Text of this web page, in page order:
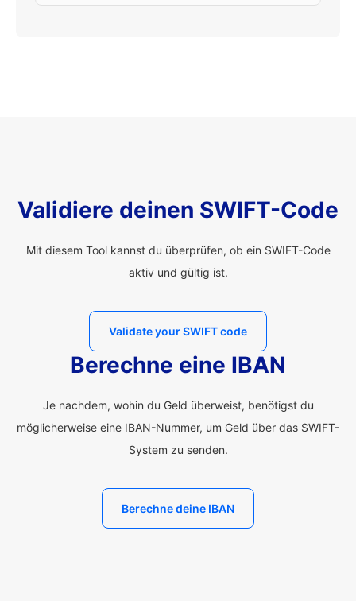
Validiere deinen SWIFT-Code
Mit diesem Tool kannst du überprüfen, ob ein SWIFT-Code
aktiv und gültig ist.
Validate your SWIFT code
Berechne eine IBAN
Je nachdem, wohin du Geld überweist, benötigst du
möglicherweise eine IBAN-Nummer, um Geld über das SWIFT-
System zu senden.
Berechne deine IBAN